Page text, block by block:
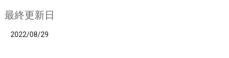
最終更新日
2022/08/29